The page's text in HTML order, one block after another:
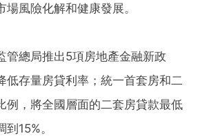
風險化解和健康發展。
管總局推出5項房地產金融新政
低存量房貸利率；統一首套房和二
例，將全國層面的二套房貸款最低
15%。